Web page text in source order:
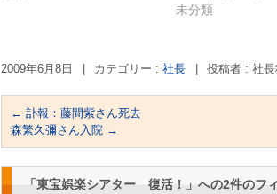
未分類
2009年6月8日 カテゴリー : 社長 投稿者 : 社
← 訃報：藤間紫さん死去
森繁久彌さん入院 →
「 東宝娯楽シアター 復活！ 」への2件のフ